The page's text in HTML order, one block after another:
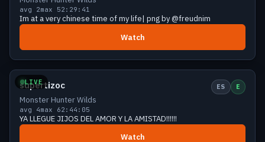
avg 2max 52:29:41
Im at a very chinese time of my life| png by @freudnim
Watch
LIVE
Small 5 viewers
supertizoc ES E
Monster Hunter Wilds
avg 4max 62:44:05
YA LLEGUE JIJOS DEL AMOR Y LA AMISTAD!!!!!!
Watch